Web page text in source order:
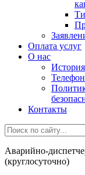
Оплата услуг
О нас
Контакты
Аварийно-
(круглосуточно)